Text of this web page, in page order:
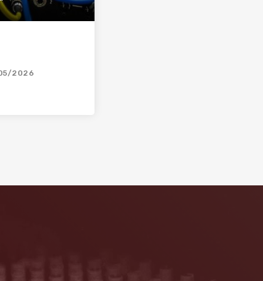
2026